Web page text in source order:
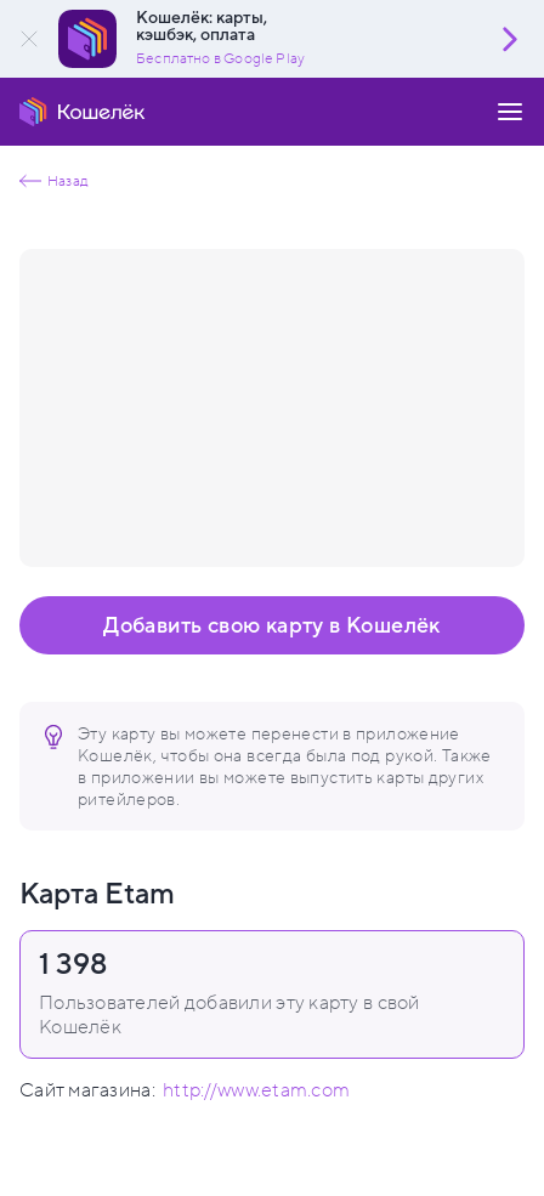
Кошелёк: карты,
кэшбэк, оплата
Бесплатно в Google Play
Назад
Эту карту вы можете перенести в приложение
Кошелёк, чтобы она всегда была под рукой. Также
в приложении вы можете выпустить карты других
ритейлеров.
Добавить свою карту в Кошелёк
Карта Etam
1 398
Пользователей добавили эту карту в свой
Кошелёк
Сайт магазина: http://www.etam.com